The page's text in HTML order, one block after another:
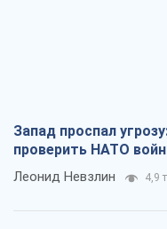
Запад проспал
проверить НАТО
Леонид Невзлин 4,9